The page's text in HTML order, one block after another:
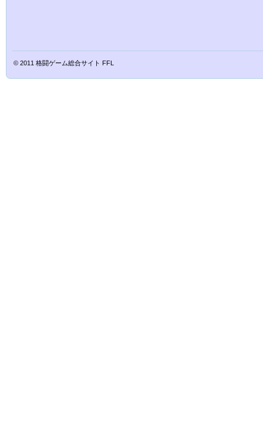
© 2011 格闘ゲーム総合サイト FFL